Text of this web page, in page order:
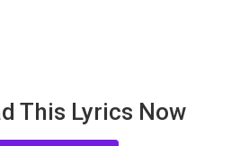
This Lyrics Now